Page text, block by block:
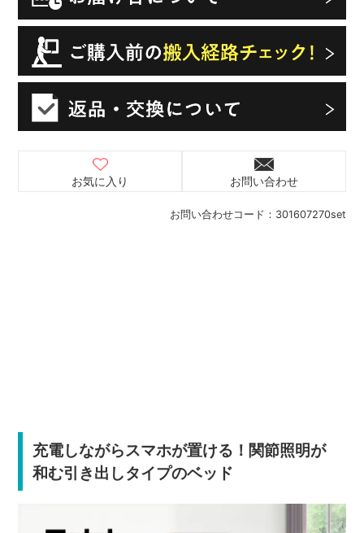
お問い合わせコード： 301607270set
お気に入り お問い合わせ
充電しながらスマホが置ける！関節照明が
和む引き出しタイプのベッド